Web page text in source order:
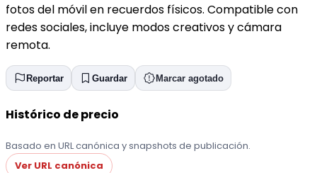
fotos del móvil en recuerdos físicos. Compatible con
redes sociales, incluye modos creativos y cámara
remota.
Reportar Guardar Marcar agotado
Histórico de precio
Basado en URL canónica y snapshots de publicación.
Ver URL canónica